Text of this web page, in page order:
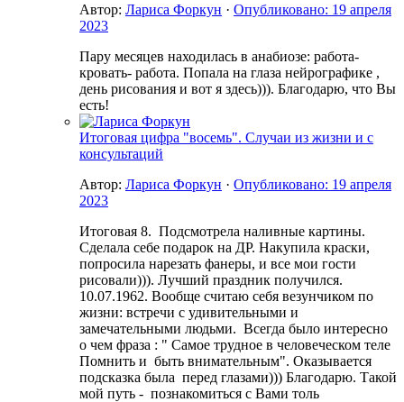
Автор: Лариса Форкун · Опубликовано: 19 апреля
2023
Пару месяцев находилась в анабиозе: работа-
кровать- работа. Попала на глаза нейрографике ,
день рисования и вот я здесь))). Благодарю, что Вы
есть!
Итоговая цифра "восемь". Случаи из жизни и с
консультаций
Автор: Лариса Форкун · Опубликовано: 19 апреля
2023
Итоговая 8. Подсмотрела наливные картины.
Сделала себе подарок на ДР. Накупила краски,
попросила нарезать фанеры, и все мои гости
рисовали))). Лучший праздник получился.
10.07.1962. Вообще считаю себя везунчиком по
жизни: встречи с удивительными и
замечательными людьми. Всегда было интересно
о чем фраза : " Самое трудное в человеческом теле
Помнить и быть внимательным". Оказывается
подсказка была перед глазами))) Благодарю. Такой
мой путь - познакомиться с Вами толь